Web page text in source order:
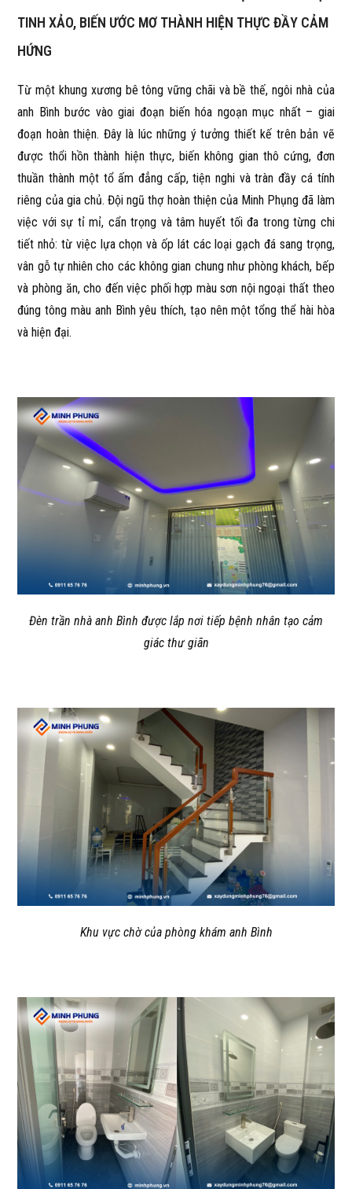
TINH XẢO, BIẾN ƯỚC MƠ THÀNH HIỆN THỰC ĐẦY CẢM
HỨNG
Từ một khung xương bê tông vững chãi và bề thế, ngôi nhà của
anh Bình bước vào giai đoạn biến hóa ngoạn mục nhất – giai
đoạn hoàn thiện. Đây là lúc những ý tưởng thiết kế trên bản vẽ
được thổi hồn thành hiện thực, biến không gian thô cứng, đơn
thuần thành một tổ ấm đẳng cấp, tiện nghi và tràn đầy cá tính
riêng của gia chủ. Đội ngũ thợ hoàn thiện của Minh Phụng đã làm
việc với sự tỉ mỉ, cẩn trọng và tâm huyết tối đa trong từng chi
tiết nhỏ: từ việc lựa chọn và ốp lát các loại gạch đá sang trọng,
vân gỗ tự nhiên cho các không gian chung như phòng khách, bếp
và phòng ăn, cho đến việc phối hợp màu sơn nội ngoại thất theo
đúng tông màu anh Bình yêu thích, tạo nên một tổng thể hài hòa
và hiện đại.
Đèn trần nhà anh Bình được lắp nơi tiếp bệnh nhân tạo cảm
giác thư giãn
Khu vực chờ của phòng khám anh Bình